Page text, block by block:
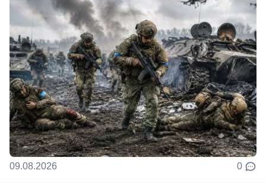
09.08.2026 0